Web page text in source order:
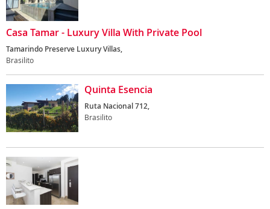
Casa Tamar - Luxury Villa With Private Pool
Tamarindo Preserve Luxury Villas,
Brasilito
Quinta Esencia
Ruta Nacional 712,
Brasilito